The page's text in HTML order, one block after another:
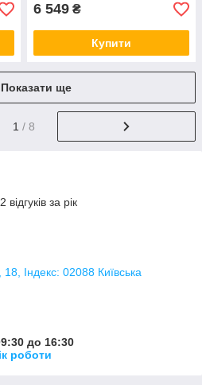
6 549 ₴
Купити
Показати ще
1 / 8
за рік
Індекс: 02088 Київська
до 16:30
роботи